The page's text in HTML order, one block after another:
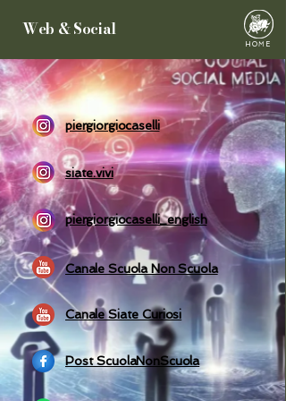
Web & Social
HOME
piergiorgiocaselli
siate.vivi
piergiorgiocaselli_english
Canale Scuola Non Scuola
Canale Siate Curiosi
Post ScuolaNonScuola